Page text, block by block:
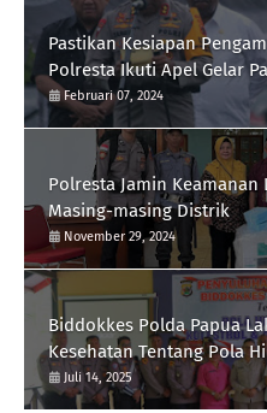
Pastikan Kesiapan
Polresta Ikuti Apel Gelar
Februari 07, 2024
Polresta Jamin Keamanan
Masing-masing Distrik
November 29, 2024
Biddokkes Polda Papua
Kesehatan Tentang Pola
Juli 14, 2025